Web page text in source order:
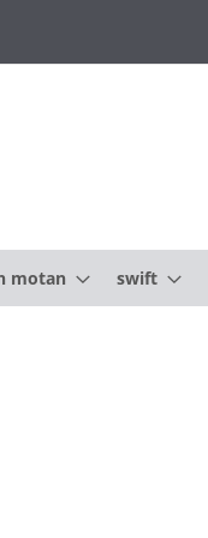
motan swift